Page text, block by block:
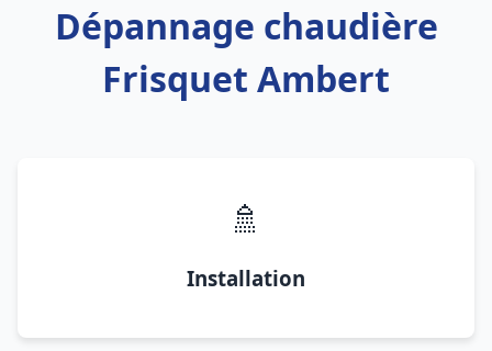
Dépannage chaudière
Frisquet Ambert
🚿
Installation